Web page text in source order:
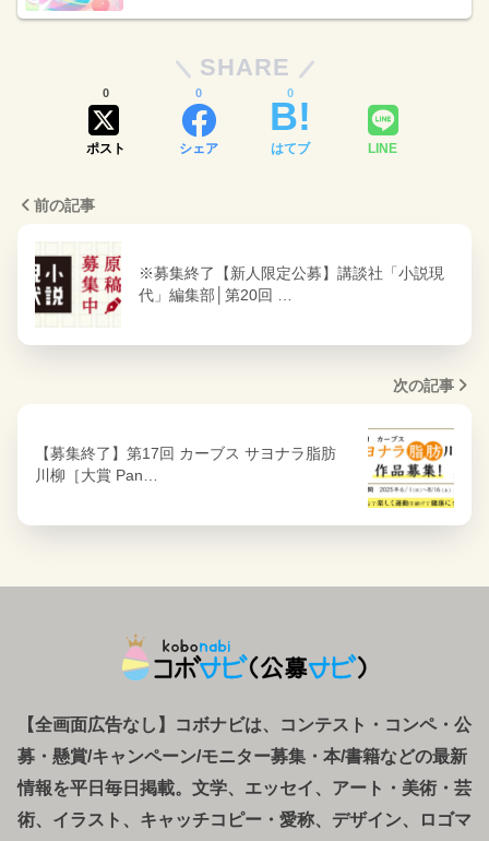
SHARE
ポスト
0
シェア
0
はてブ
0
LINE
前の記事
※募集終了【新人限定公募】講談社「小説現
代」編集部│第20回 …
次の記事
【募集終了】第17回 カーブス サヨナラ脂肪
川柳［大賞 Pan…
【全画面広告なし】コボナビは、コンテスト・コンペ・ 公
募 ・ 懸賞/キャンペーン/モニター募集・本/書籍などの最新
情報を平日毎日掲載。文学、エッセイ、アート・美術・芸
術、イラスト、キャッチコピー・愛称、デザイン、ロゴマ